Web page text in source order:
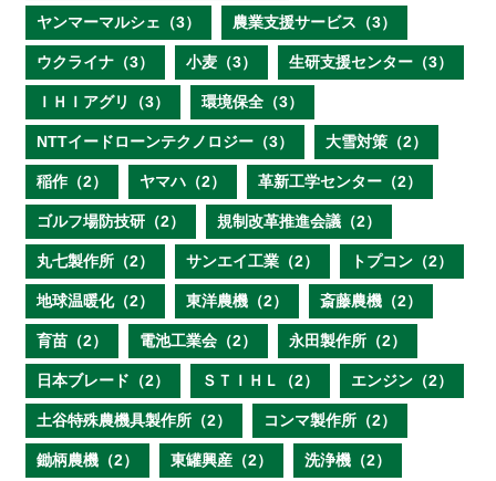
ヤンマーマルシェ（3） 農業支援サービス（3）
ウクライナ（3） 小麦（3） 生研支援センター（3）
ＩＨＩアグリ（3） 環境保全（3）
NTTイードローンテクノロジー（3） 大雪対策（2）
稲作（2） ヤマハ（2） 革新工学センター（2）
ゴルフ場防技研（2） 規制改革推進会議（2）
丸七製作所（2） サンエイ工業（2） トプコン（2）
地球温暖化（2） 東洋農機（2） 斎藤農機（2）
育苗（2） 電池工業会（2） 永田製作所（2）
日本ブレード（2） ＳＴＩＨＬ（2） エンジン（2）
土谷特殊農機具製作所（2） コンマ製作所（2）
鋤柄農機（2） 東罐興産（2） 洗浄機（2）